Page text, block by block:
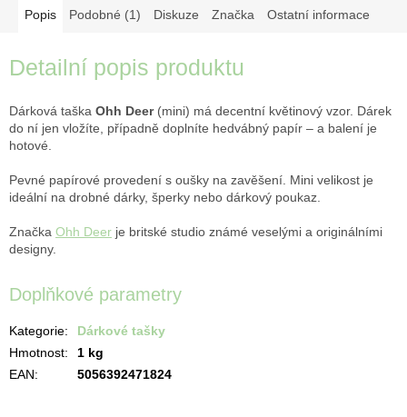
Popis Podobné (1) Diskuze Značka Ostatní informace
Detailní popis produktu
Dárková taška Ohh Deer(mini) má decentní květinový vzor. Dárek
do ní jen vložíte, případně doplníte hedvábný papír – a balení je
hotové.
Pevné papírové provedení s oušky na zavěšení. Mini velikost je
ideální na drobné dárky, šperky nebo dárkový poukaz.
Značka Ohh Deer je britské studio známé veselými a originálními
designy.
Doplňkové parametry
Kategorie:
Dárkové tašky
Hmotnost:
1 kg
EAN: 5056392471824